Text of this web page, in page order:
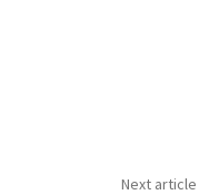
Next article